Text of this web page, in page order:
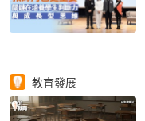
教育發展